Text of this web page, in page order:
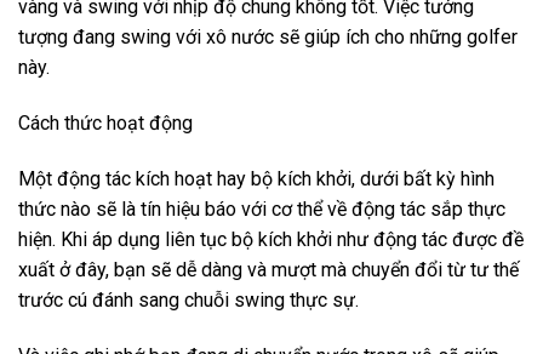
vàng và swing với nhịp độ chung không tốt. Việc tưởng
tượng đang swing với xô nước sẽ giúp ích cho những golfer
này.
Cách thức hoạt động
Một động tác kích hoạt hay bộ kích khởi, dưới bất kỳ hình
thức nào sẽ là tín hiệu báo với cơ thể về động tác sắp thực
hiện. Khi áp dụng liên tục bộ kích khởi như động tác được đề
xuất ở đây, bạn sẽ dễ dàng và mượt mà chuyển đổi từ tư thế
trước cú đánh sang chuỗi swing thực sự.